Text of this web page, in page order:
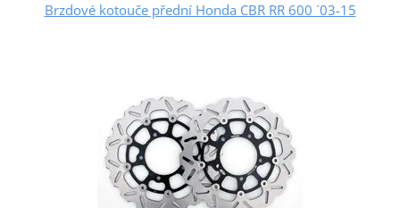
Brzdové kotouče přední Honda CBR RR 600 ´03-15